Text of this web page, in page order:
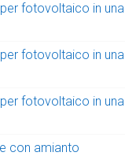
fotovoltaico in una
fotovoltaico in una
fotovoltaico in una
con amianto